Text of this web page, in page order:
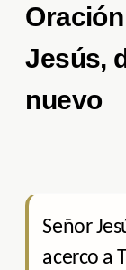
Jesús,
nuevo
Señor
acerco a